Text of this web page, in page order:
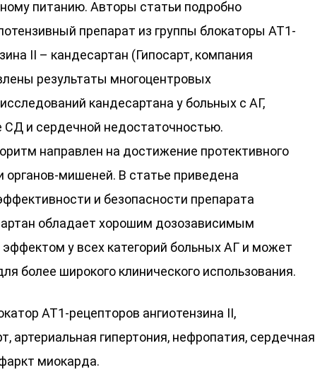
питанию. Авторы статьи подробно
препарат из группы блокаторы АТ1-
II – кандесартан (Гипосарт, компания
результаты многоцентровых
кандесартана у больных с АГ,
СД и сердечной недостаточностью.
направлен на достижение протективного
мишеней. В статье приведена
и безопасности препарата
обладает хорошим дозозависимым
у всех категорий больных АГ и может
более широкого клинического использования.
АТ1-рецепторов ангиотензина II,
артериальная гипертония, нефропатия, сердечная
миокарда.